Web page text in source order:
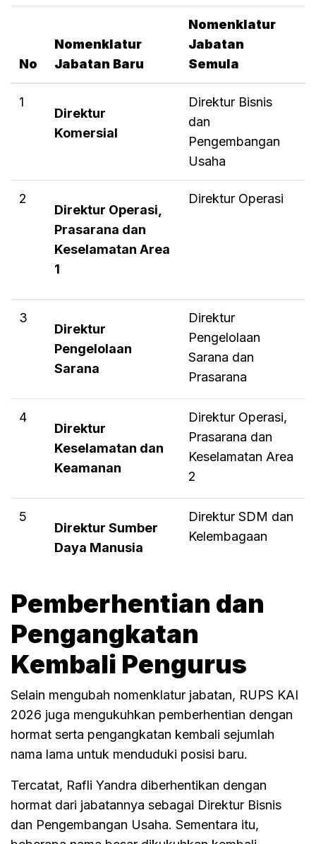
No
Nomenklatur
Jabatan Baru
Nomenklatur
Jabatan
Semula
1
Direktur
Komersial
Direktur Bisnis
dan
Pengembangan
Usaha
2
Direktur Operasi,
Prasarana dan
Keselamatan Area
1
Direktur Operasi
3
Direktur
Pengelolaan
Sarana
Direktur
Pengelolaan
Sarana dan
Prasarana
4
Direktur
Keselamatan dan
Keamanan
Direktur Operasi,
Prasarana dan
Keselamatan Area
2
5
Direktur Sumber
Daya Manusia
Direktur SDM dan
Kelembagaan
Pemberhentian dan
Pengangkatan
Kembali Pengurus
Selain mengubah nomenklatur jabatan, RUPS KAI
2026 juga mengukuhkan pemberhentian dengan
hormat serta pengangkatan kembali sejumlah
nama lama untuk menduduki posisi baru.
Tercatat, Rafli Yandra diberhentikan dengan
hormat dari jabatannya sebagai Direktur Bisnis
dan Pengembangan Usaha. Sementara itu,